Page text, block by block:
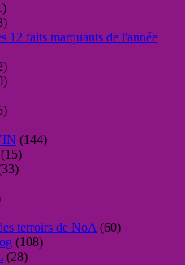
12 faits marquants de l'année
(144)
(15)
terroirs de NoA (60)
(108)
(28)